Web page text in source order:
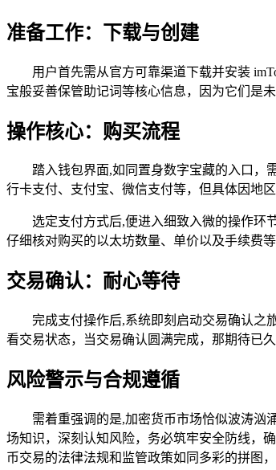
准备工作：下载与创建
用户首先需从官方可靠渠道下载并安装
宝般妥善保管助记词等核心信息，因为它们是
操作核心：购买流程
踏入钱包界面,如同置身数字宝藏的入口，
行卡支付、支付宝、微信支付等，但具体因地
选定支付方式后,便进入细致入微的操作环
仔细核对购买的以太坊数量、单价以及手续费
交易确认：耐心等待
完成支付操作后,系统即刻启动交易确认之
看交易状态，当交易确认圆满完成，那期待已
风险警示与合规遵循
需着重强调的是,加密货币市场恰似波涛汹
场知识，深刻认知风险，务必筑牢安全防线，
币交易的法律法规和监管政策如同多彩的拼图